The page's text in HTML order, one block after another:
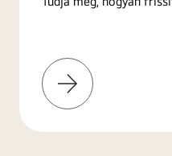
További
információk